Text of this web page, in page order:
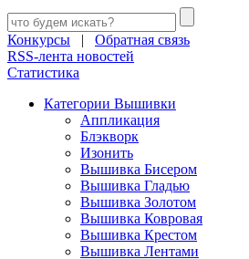
Конкурсы | Обратная связь
RSS-лента новостей
Статистика
Категории Вышивки
Аппликация
Блэкворк
Изонить
Вышивка Бисером
Вышивка Гладью
Вышивка Золотом
Вышивка Ковровая
Вышивка Крестом
Вышивка Лентами